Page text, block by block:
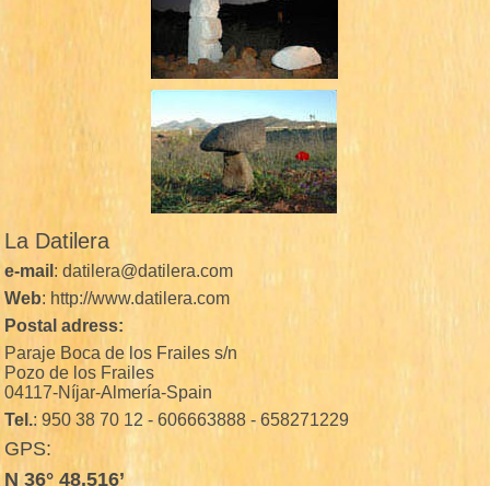
La Datilera
e-mail : datilera@datilera.com
Web: http://www.datilera.com
Postal adress:
Paraje Boca de los Frailes s/n
Pozo de los Frailes
04117-Níjar-Almería-Spain
Tel.: 950 38 70 12 - 606663888 - 658271229
GPS:
N 36° 48.516’